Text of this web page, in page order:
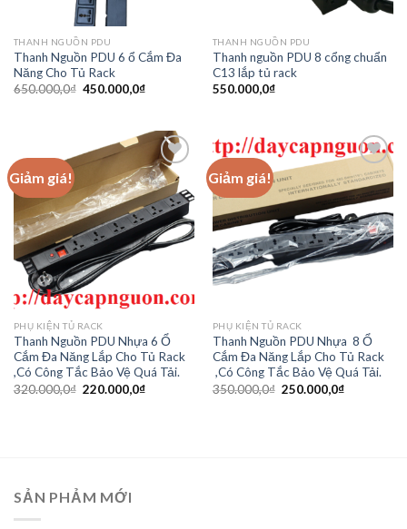
THANH NGUỒN PDU
Thanh Nguồn PDU 6 ổ Cắm Đa
Năng Cho Tủ Rack
650.000,0₫ Giá
450.000,0₫Giá
450.000,0₫.
THANH NGUỒN PDU
Thanh nguồn PDU 8 cổng chuẩn
C13 lắp tủ rack
550.000,0₫
Giảm giá!
Add to
wishlist
PHỤ KIỆN TỦ RACK
Thanh Nguồn PDU Nhựa 6 Ổ
Cắm Đa Năng Lắp Cho Tủ Rack
,Có Công Tắc Bảo Vệ Quá Tải.
320.000,0₫ Giá
220.000,0₫Giá
Giảm giá!
Add to
wishlist
PHỤ KIỆN TỦ RACK
Thanh Nguồn PDU Nhựa 8 Ổ
Cắm Đa Năng Lắp Cho Tủ Rack
,Có Công Tắc Bảo Vệ Quá Tải.
350.000,0₫ Giá
250.000,0₫Giá
SẢN PHẢM MỚI